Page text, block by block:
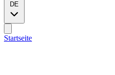
DE
Startseite